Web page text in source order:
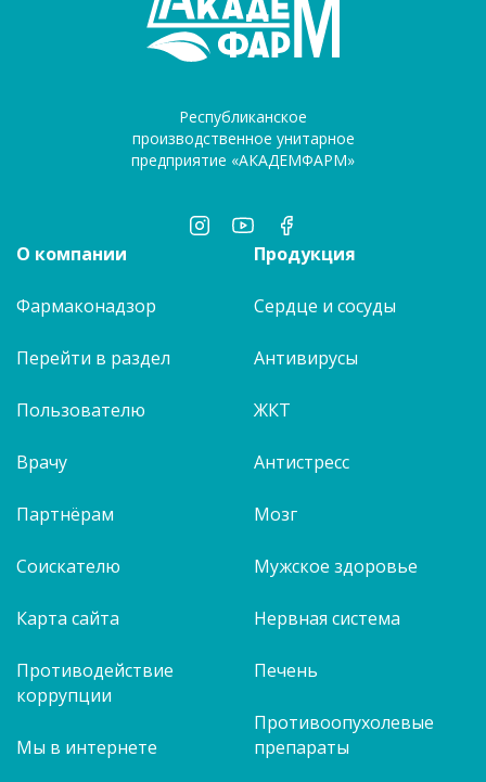
Республиканское
производственное унитарное
предприятие «АКАДЕМФАРМ»
О компании
Фармаконадзор
Перейти в раздел
Пользователю
Врачу
Партнёрам
Соискателю
Карта сайта
Противодействие
коррупции
Мы в интернете
Продукция
Сердце и сосуды
Антивирусы
ЖКТ
Антистресс
Мозг
Мужское здоровье
Нервная система
Печень
Противоопухолевые
препараты